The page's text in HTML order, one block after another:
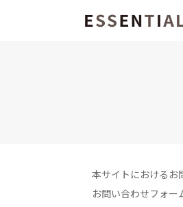
本サイトにおけるお
お問い合わせフォー